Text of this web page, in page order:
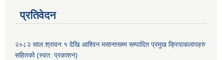
प्रतिवेदन
२०८२ साल श्रावन १ देखि आश्विन मसान्तसम्म सम्पादित प्रमुख क्रियाकलापहरु
सहितको (स्वत: प्रकाशन)